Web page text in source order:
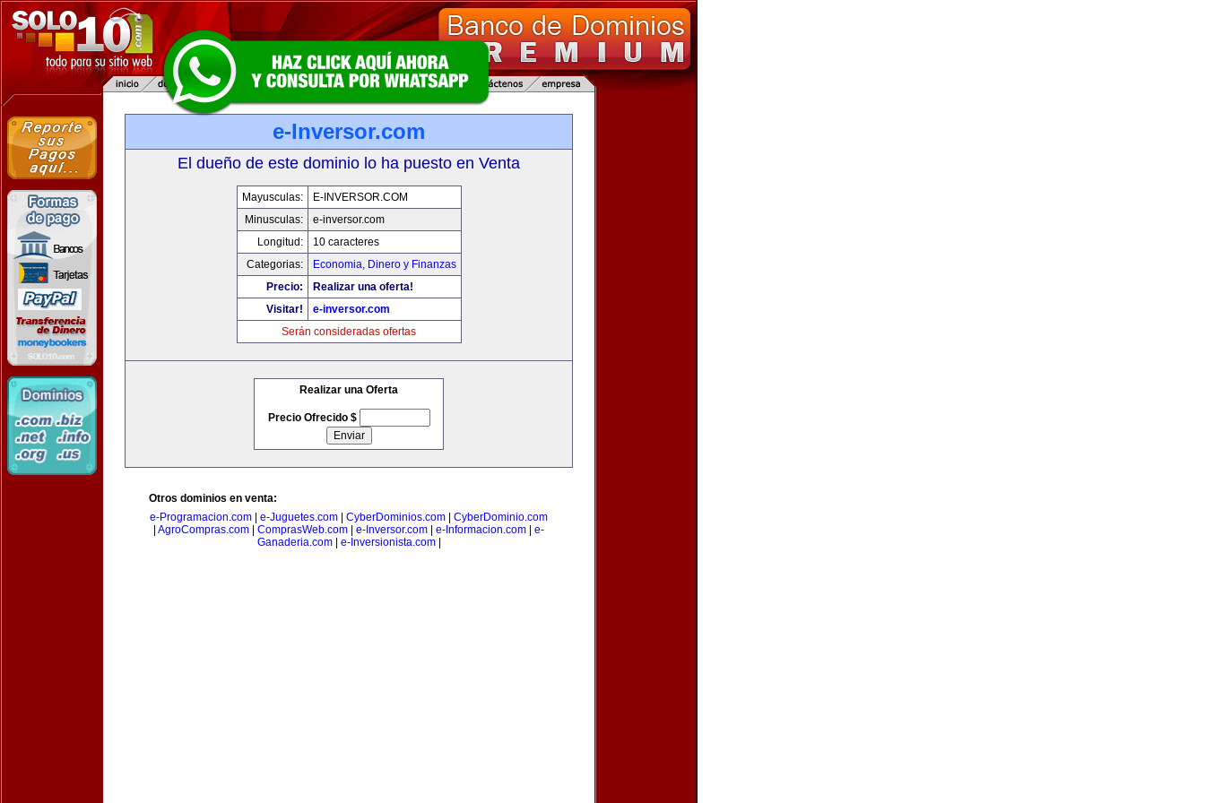
e-Inversor.com
El dueño de este dominio lo ha puesto en Venta
Mayusculas:
E-INVERSOR.COM
Minusculas:
e-inversor.com
Longitud:
10 caracteres
Categorias:
Economia, Dinero y Finanzas
Precio:
Realizar una oferta!
Visitar!
e-inversor.com
Serán consideradas ofertas
Realizar una Oferta
Precio Ofrecido $
Otros dominios en venta:
e-Programacion.com
e-Juguetes.com CyberDominios.com
CyberDominio.com
AgroCompras.com ComprasWeb.com e-Inversor.com e-Informacion.com
e-
Ganaderia.com| e-Inversionista.com|